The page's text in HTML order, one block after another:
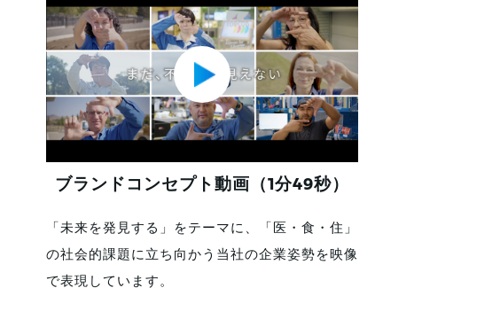
ブランドコンセプト動画（1分49秒）
「未来を発見する」をテーマに、「医・食・住」
の社会的課題に立ち向かう当社の企業姿勢を映像
で表現しています。